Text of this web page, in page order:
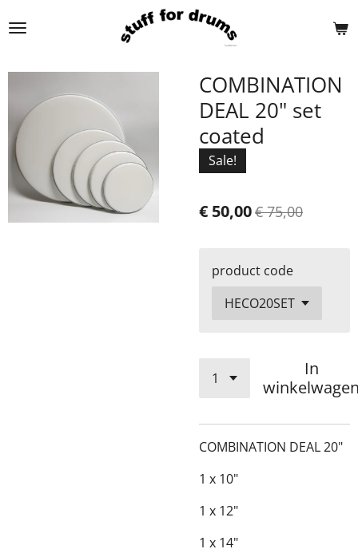
direct
de
hoofdinhoud
COMBINATION
DEAL 20" set
coated
Sale!
€ 50,00€ 75,00
product code
In
COMBINATION DEAL 20"
1 x 10"
1 x 12"
1 x 14"